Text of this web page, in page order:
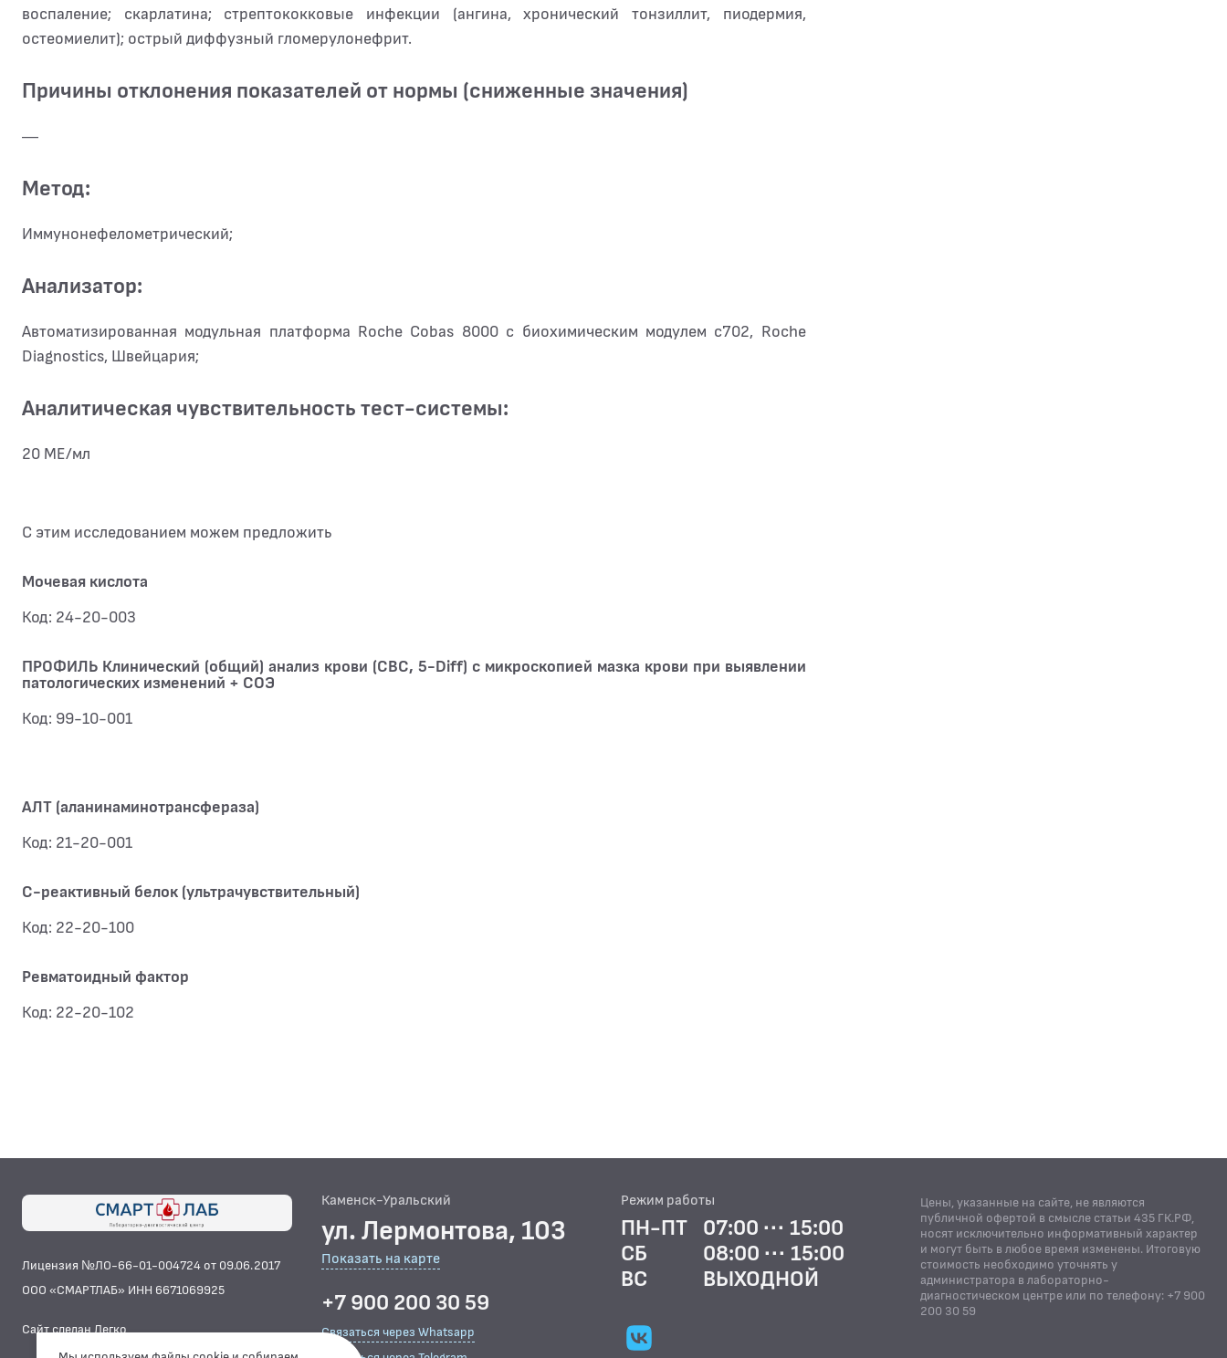
воспаление; скарлатина; стрептококковые инфекции (ангина, хронический тонзиллит, пиодермия,
остеомиелит); острый диффузный гломерулонефрит.
Причины отклонения показателей от нормы (сниженные значения)
—
Метод:
Иммунонефелометрический;
Анализатор:
Автоматизированная модульная платформа Roche Cobas 8000 с биохимическим модулем c702, Roche
Diagnostics, Швейцария;
Аналитическая чувствительность тест-системы:
20 МЕ/мл
С этим исследованием можем предложить
Мочевая кислота
Код: 24-20-003
ПРОФИЛЬ Клинический (общий) анализ крови (CBC, 5-Diff) с микроскопией мазка крови при выявлении
патологических изменений + СОЭ
Код: 99-10-001
АЛТ (аланинаминотрансфераза)
Код: 21-20-001
С-реактивный белок (ультрачувствительный)
Код: 22-20-100
Ревматоидный фактор
Код: 22-20-102
Лицензия №ЛО-66-01-004724 от 09.06.2017
ООО «СМАРТЛАБ» ИНН 6671069925
Сайт сделан Легко
Каменск-Уральский
ул. Лермонтова, 103
Показать на карте
+7 900 200 30 59
Связаться через Whatsapp
Режим работы
ПН-ПТ
07:00 ··· 15:00
СБ
08:00 ··· 15:00
ВС
ВЫХОДНОЙ
Цены, указанные на сайте, не являются
публичной офертой в смысле статьи 435 ГК.РФ,
носят исключительно информативный характер
и могут быть в любое время изменены. Итоговую
стоимость необходимо уточнять у
администратора в лабораторно-
диагностическом центре или по телефону: +7 900
200 30 59